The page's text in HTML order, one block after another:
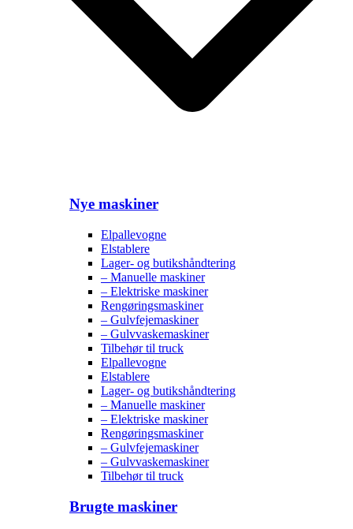
Nye maskiner
Elpallevogne
Elstablere
Lager- og butikshåndtering
– Manuelle maskiner
– Elektriske maskiner
Rengøringsmaskiner
– Gulvfejemaskiner
– Gulvvaskemaskiner
Tilbehør til truck
Elpallevogne
Elstablere
Lager- og butikshåndtering
– Manuelle maskiner
– Elektriske maskiner
Rengøringsmaskiner
– Gulvfejemaskiner
– Gulvvaskemaskiner
Tilbehør til truck
Brugte maskiner